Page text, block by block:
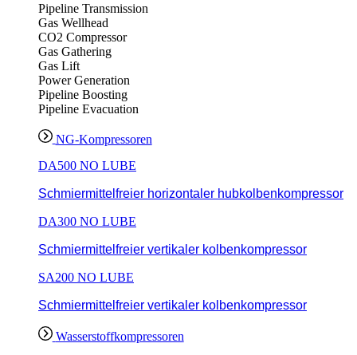
Pipeline Transmission
Gas Wellhead
CO2 Compressor
Gas Gathering
Gas Lift
Power Generation
Pipeline Boosting
Pipeline Evacuation
NG-Kompressoren
DA500 NO LUBE
Schmiermittelfreier horizontaler hubkolbenkompressor
DA300 NO LUBE
Schmiermittelfreier vertikaler kolbenkompressor
SA200 NO LUBE
Schmiermittelfreier vertikaler kolbenkompressor
Wasserstoffkompressoren